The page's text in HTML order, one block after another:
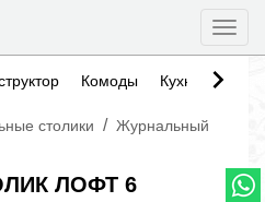
Комоды Кухни
столики / Журнальный
ЛОФТ 6